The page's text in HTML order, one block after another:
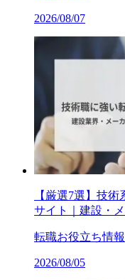
2026/08/07
【厳選7選】技
サイト｜建設・
転職お役立ち情報
2026/08/05